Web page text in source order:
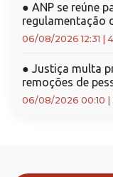
● ANP se reúne
regulamentação
06/08/2026 12:31
● Justiça multa
remoções de
06/08/2026 00:10